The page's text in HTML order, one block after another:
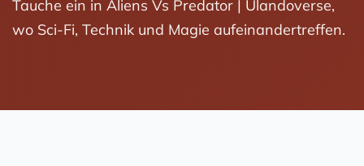
Tauche ein in Aliens Vs Predator | Ulandoverse,
wo Sci-Fi, Technik und Magie aufeinandertreffen.